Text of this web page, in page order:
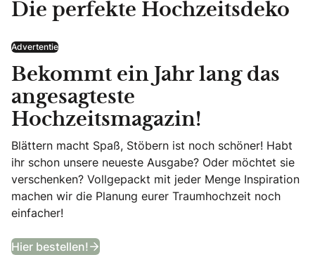
Die perfekte Hochzeitsdeko
Advertentie
Bekommt ein Jahr lang das
angesagteste
Hochzeitsmagazin!
Blättern macht Spaß, Stöbern ist noch schöner! Habt
ihr schon unsere neueste Ausgabe? Oder möchtet sie
verschenken? Vollgepackt mit jeder Menge Inspiration
machen wir die Planung eurer Traumhochzeit noch
einfacher!
Hier bestellen! Bekommt ein Jahr lang das